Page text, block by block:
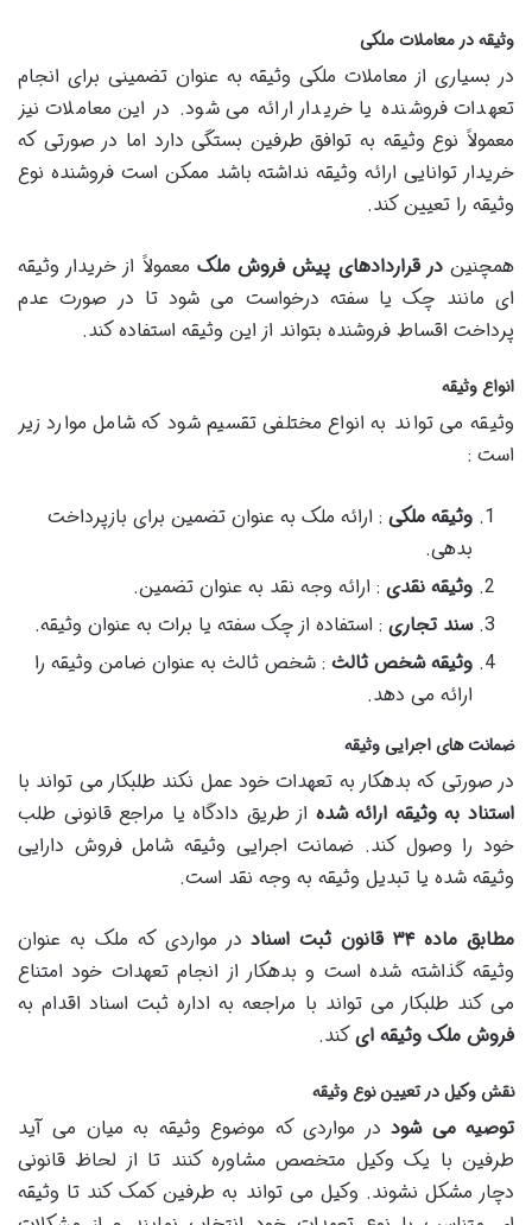
وثیقه در معاملات ملکی
در بسیاری از معاملات ملکی وثیقه به عنوان تضمینی برای انجام
تعهدات فروشنده یا خریدار ارائه می شود. در این معاملات نیز
معمولاً نوع وثیقه به توافق طرفین بستگی دارد اما در صورتی که
خریدار توانایی ارائه وثیقه نداشته باشد ممکن است فروشنده نوع
وثیقه را تعیین کند.
همچنیندر قراردادهای پیش فروش ملک معمولاً از خریدار وثیقه
ای مانند چک یا سفته درخواست می شود تا در صورت عدم
پرداخت اقساط فروشنده بتواند از این وثیقه استفاده کند.
انواع وثیقه
وثیقه می تواند به انواع مختلفی تقسیم شود که شامل موارد زیر
است :
وثیقه ملکی : ارائه ملک به عنوان تضمین برای بازپرداخت
بدهی.
وثیقه نقدی : ارائه وجه نقد به عنوان تضمین.
سند تجاری : استفاده از چک سفته یا برات به عنوان وثیقه.
وثیقه شخص ثالث : شخص ثالث به عنوان ضامن وثیقه را
ارائه می دهد.
ضمانت های اجرایی وثیقه
در صورتی که بدهکار به تعهدات خود عمل نکند طلبکار می تواند با
استناد به وثیقه ارائه شده از طریق دادگاه یا مراجع قانونی طلب
خود را وصول کند. ضمانت اجرایی وثیقه شامل فروش دارایی
وثیقه شده یا تبدیل وثیقه به وجه نقد است.
مطابق ماده ۳۴قانون ثبت اسناددر مواردی که ملک به عنوان
وثیقه گذاشته شده است و بدهکار از انجام تعهدات خود امتناع
می کند طلبکار می تواند با مراجعه به اداره ثبت اسناد اقدام به
فروش ملک وثیقه ایکند.
نقش وکیل در تعیین نوع وثیقه
توصیه می شوددر مواردی که موضوع وثیقه به میان می آید
طرفین با یک وکیل متخصص مشاوره کنند تا از لحاظ قانونی
دچار مشکل نشوند. وکیل می تواند به طرفین کمک کند تا وثیقه